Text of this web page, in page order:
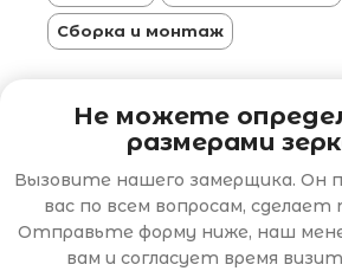
Сборка и монтаж
Не можете
размерами
Вызовите нашего замерщика. Он
вас по всем вопросам,
Отправьте форму ниже, наш
вам и согласует время